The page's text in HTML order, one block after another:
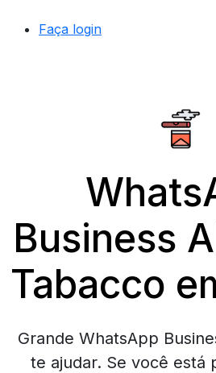
Faça login
Business
Tabacco
Grande WhatsApp
te ajudar. Se você está